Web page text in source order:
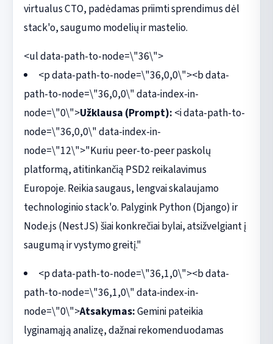
virtualus CTO, padėdamas priimti sprendimus dėl
stack'o, saugumo modelių ir mastelio.
<ul data-path-to-node=\"36\">
<p data-path-to-node=\"36,0,0\"><b data-
path-to-node=\"36,0,0\" data-index-in-
node=\"0\">Užklausa (Prompt): <i data-path-to-
node=\"36,0,0\" data-index-in-
node=\"12\">"Kuriu peer-to-peer paskolų
platformą, atitinkančią PSD2 reikalavimus
Europoje. Reikia saugaus, lengvai skalaujamo
technologinio stack'o. Palygink Python (Django) ir
Node.js (NestJS) šiai konkrečiai bylai, atsižvelgiant į
saugumą ir vystymo greitį."
<p data-path-to-node=\"36,1,0\"><b data-
path-to-node=\"36,1,0\" data-index-in-
node=\"0\">Atsakymas:Gemini pateikia
lyginamąją analizę, dažnai rekomenduodamas